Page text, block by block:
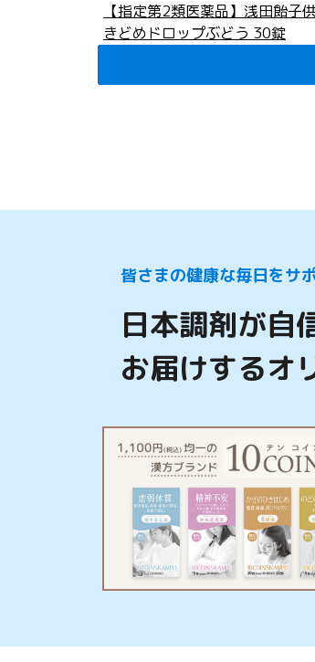
【指定第2類医薬品】浅田飴子
きどめドロップぶどう 30錠
皆さまの健康な毎日をサ
日本調剤が自
お届けするオ